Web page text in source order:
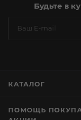
Будьте в
КАТАЛОГ
ПОМОЩЬ